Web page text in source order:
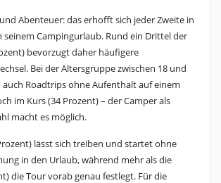
Abenteuer: das erhofft sich jeder Zweite in
seinem Campingurlaub. Rund ein Drittel der
bevorzugt daher häufigere
Bei der Altersgruppe zwischen 18 und
auch Roadtrips ohne Aufenthalt auf einem
im Kurs (34 Prozent) – der Camper als
macht es möglich.
lässt sich treiben und startet ohne
in den Urlaub, während mehr als die
die Tour vorab genau festlegt. Für die